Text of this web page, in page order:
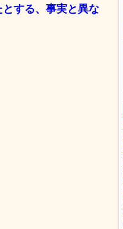
する、事実と異な